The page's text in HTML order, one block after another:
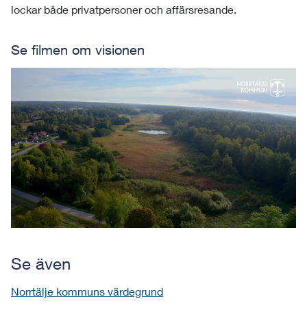
lockar både privatpersoner och affärsresande.
Se filmen om visionen
Se även
Norrtälje kommuns värdegrund